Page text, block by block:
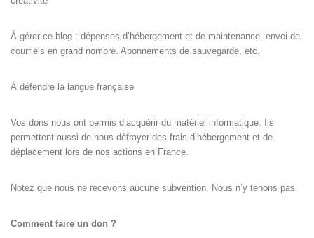
À gérer ce blog : dépenses d’hébergement et de maintenance, envoi de
courriels en grand nombre. Abonnements de sauvegarde, etc.
À défendre la langue française
Vos dons nous ont permis d’acquérir du matériel informatique. Ils
permettent aussi de nous défrayer des frais d’hébergement et de
déplacement lors de nos actions en France.
Notez que nous ne recevons aucune subvention. Nous n’y tenons pas.
Comment faire un don ?